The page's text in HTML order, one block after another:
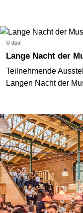
© dpa
Lange Nacht der
Teilnehmende
Langen Nacht der